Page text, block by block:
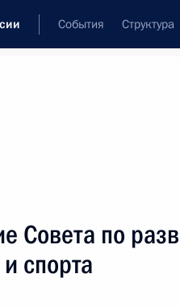
События Структура
Совета по
спорта